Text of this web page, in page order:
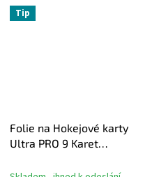
Tip
Folie na Hokejové karty
Ultra PRO 9 Karet